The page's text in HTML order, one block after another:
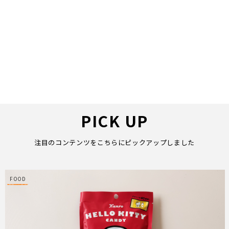
PICK UP
注目のコンテンツをこちらにピックアップしました
FOOD